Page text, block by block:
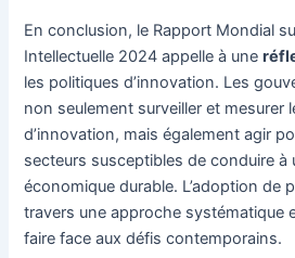
En conclusion, le Rapport Mondial
Intellectuelle 2024 appelle à une
les politiques d’innovation. Les
non seulement surveiller et mesurer
d’innovation, mais également agir
secteurs susceptibles de conduire à
économique durable. L’adoption de
travers une approche systématique
faire face aux défis contemporains.